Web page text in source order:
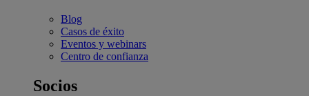
Blog
Casos de éxito
Eventos y webinars
Centro de confianza
Socios